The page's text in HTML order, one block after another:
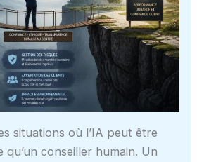
situations où l’IA peut être
conseiller humain. Un